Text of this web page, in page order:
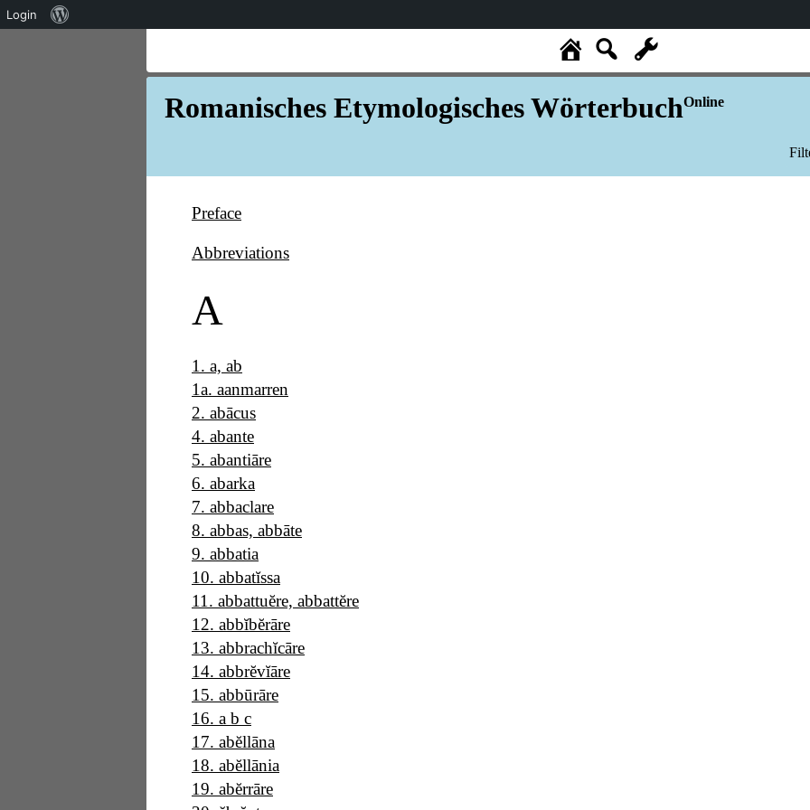
Romanisches Etymologisches WörterbuchOnline
Preface
Abbreviations
A
1 . a, ab
1a. aanmarren
2. abācus
4. abante
5. abantiāre
6. abarka
7. abbaclare
8. abbas, abbāte
9. abbatia
10. abbatĭssa
11 . abbattuĕre, abbattĕre
12. abbĭbĕrāre
13. abbrachĭcāre
14. abbrĕvĭāre
15. abbūrāre
16. a b c
17. abĕllāna
18. abĕllānia
19. abĕrrāre
Login